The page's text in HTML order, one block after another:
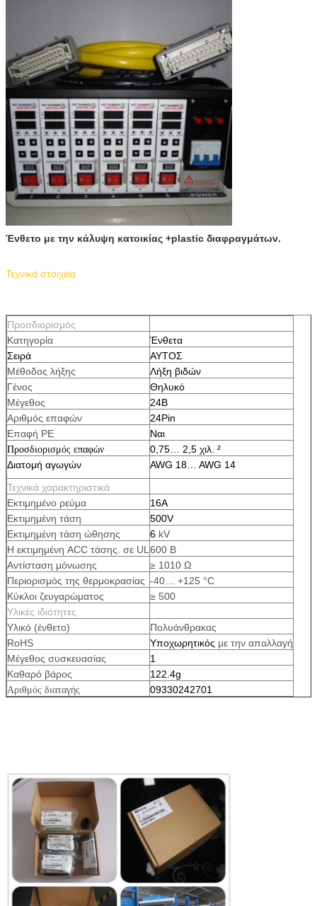
Ένθετο με την κάλυψη κατοικίας +plastic διαφραγμάτων.
Τεχνικά στοιχεία
Προσδιορισμός
Κατηγορία
Ένθετα
Σειρά
ΑΥΤΟΣ
Μέθοδος λήξης
Λήξη βιδών
Γένος
Θηλυκό
Μέγεθος
24B
Αριθμός επαφών
24Pin
Επαφή PE
Ναι
Προσδιορισμός επαφών
0,75… 2,5 χιλ. ²
Διατομή αγωγών
AWG 18… AWG 14
Τεχνικά χαρακτηριστικά
Εκτιμημένο ρεύμα
16A
Εκτιμημένη τάση
500V
Εκτιμημένη τάση ώθησης
6 kV
Η εκτιμημένη ACC τάσης. σε UL 600 Β
Αντίσταση μόνωσης
≥ 1010 Ω
Περιορισμός της θερμοκρασίας -40… +125 °C
Κύκλοι ζευγαρώματος
≥ 500
Υλικές ιδιότητες
Υλικό (ένθετο)
Πολυάνθρακας
RoHS
Υποχωρητικός με την απαλλαγή
Μέγεθος συσκευασίας
1
Καθαρό βάρος
122.4g
Αριθμός διαταγής 09330242701